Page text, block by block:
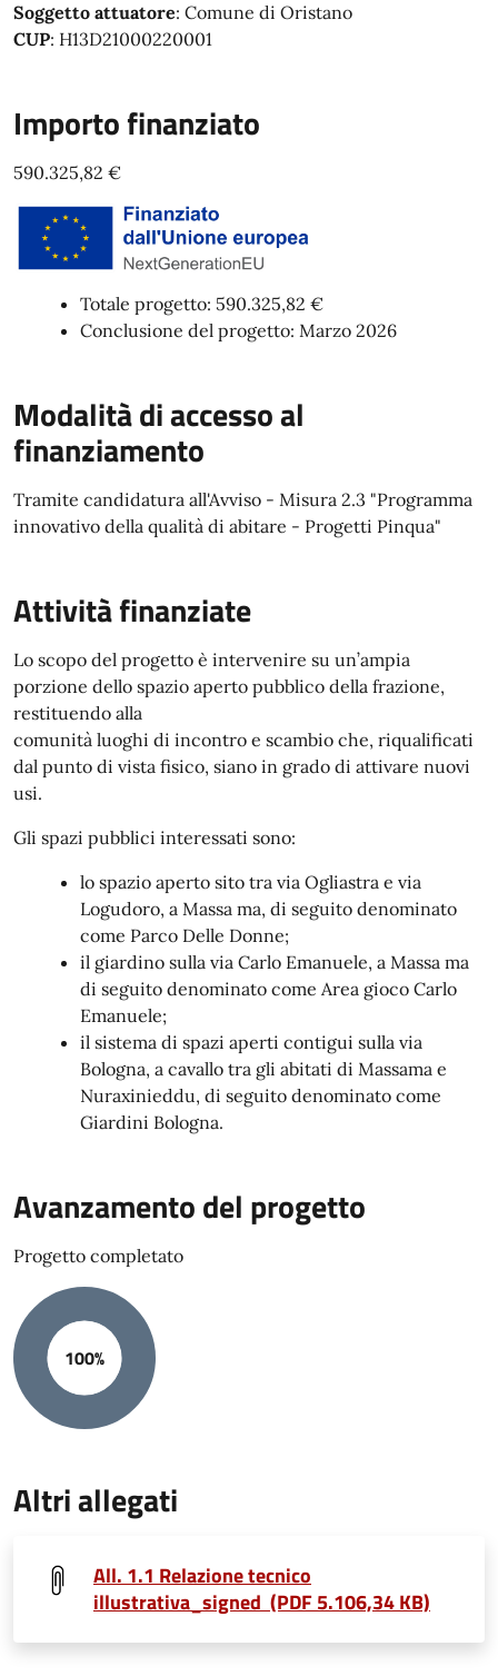
Soggetto attuatore: Comune di Oristano
CUP: H13D21000220001
Importo finanziato
590.325,82 €
Totale progetto: 590.325,82 €
Conclusione del progetto: Marzo 2026
Modalità di accesso al
finanziamento
Tramite candidatura all'Avviso - Misura 2.3 "Programma
innovativo della qualità di abitare - Progetti Pinqua"
Attività finanziate
Lo scopo del progetto è intervenire su un’ampia
porzione dello spazio aperto pubblico della frazione,
restituendo alla
comunità luoghi di incontro e scambio che, riqualificati
dal punto di vista fisico, siano in grado di attivare nuovi
usi.
Gli spazi pubblici interessati sono:
lo spazio aperto sito tra via Ogliastra e via
Logudoro, a Massa ma, di seguito denominato
come Parco Delle Donne;
il giardino sulla via Carlo Emanuele, a Massa ma
di seguito denominato come Area gioco Carlo
Emanuele;
il sistema di spazi aperti contigui sulla via
Bologna, a cavallo tra gli abitati di Massama e
Nuraxinieddu, di seguito denominato come
Giardini Bologna.
Avanzamento del progetto
Progetto completato
100%
Altri allegati
All. 1.1 Relazione tecnico
illustrativa_signed (PDF 5.106,34 KB)